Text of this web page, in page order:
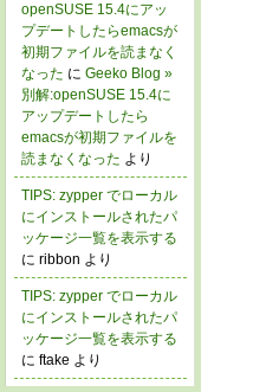
openSUSE 15.4にアッ
プデートしたらemacsが
初期ファイルを読まなく
なった に Geeko Blog »
別解:openSUSE 15.4に
アップデートしたら
emacsが初期ファイルを
読まなくなった より
TIPS: zypper でローカル
にインストールされたパ
ッケージ一覧を表示する
に ribbon より
TIPS: zypper でローカル
にインストールされたパ
ッケージ一覧を表示する
に ftake より